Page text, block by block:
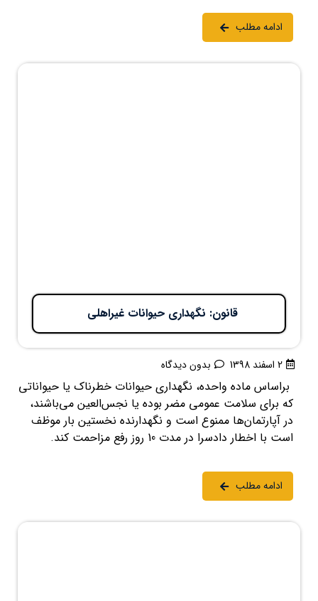
ادامه مطلب
‍ قانون: نگهداري حيوانات غيراهلی
2 اسفند 1398 بدون دیدگاه
براساس ماده واحده، نگهداري حيوانات خطرناك يا حيواناتي
كه براي سلامت عمومي مضر بوده يا نجس‌العين مي‌باشند،
در آپارتمان‌ها ممنوع است و نگهدارنده نخستين بار موظف
است با اخطار دادسرا در مدت 10 روز رفع مزاحمت كند.
ادامه مطلب